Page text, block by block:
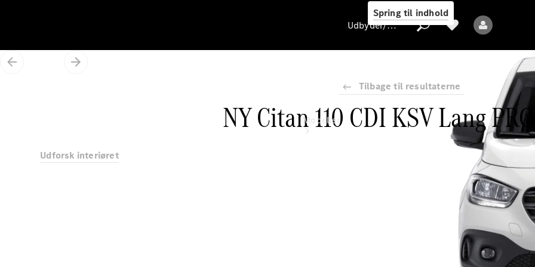
Spring til indhold
Udbyder/databeskyttelse
Modeller
Udbyder/databeskyttelse
Tilbage til resultaterne
NY Citan 110 CDI KSV Lang
Udforsk interiøret